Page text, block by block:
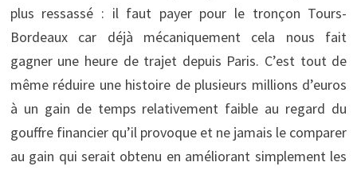
plus ressassé : il faut payer pour le tronçon Tours-
Bordeaux car déjà mécaniquement cela nous fait
gagner une heure de trajet depuis Paris. C’est tout de
même réduire une histoire de plusieurs millions d’euros
à un gain de temps relativement faible au regard du
gouffre financier qu’il provoque et ne jamais le comparer
au gain qui serait obtenu en améliorant simplement les